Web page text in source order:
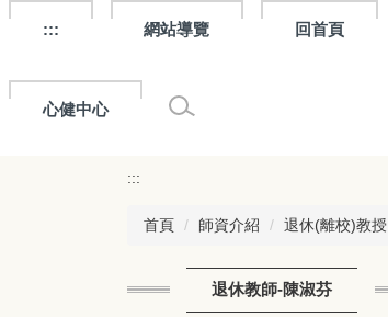
::: 網站導覽 回首頁
心健中心
:::
首頁 師資介紹 退休(離校)教授
退休教師-陳淑芬